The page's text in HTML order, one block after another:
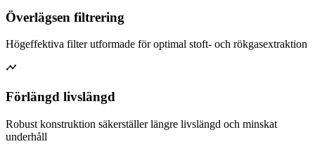
Överlägsen filtrering
Högeffektiva filter utformade för optimal stoft- och rökgasextraktion
Förlängd livslängd
Robust konstruktion säkerställer längre livslängd och minskat
underhåll